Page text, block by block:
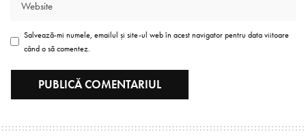
Salvează-mi numele, emailul și site-ul web în acest navigator pentru data viitoare
când o să comentez.